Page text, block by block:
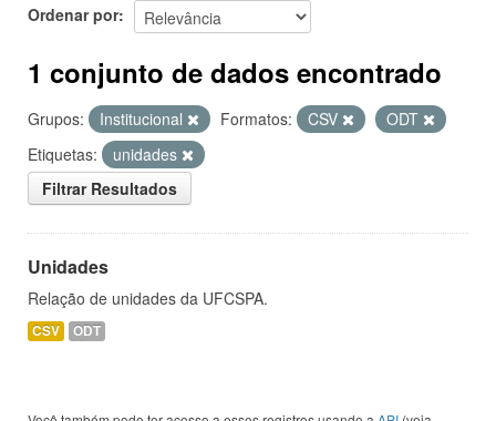
Ordenar por
1 conjunto de dados encontrado
Grupos: Institucional Formatos: CSV
ODT
Etiquetas:
unidades
Filtrar Resultados
Unidades
Relação de unidades da UFCSPA.
CSV ODT